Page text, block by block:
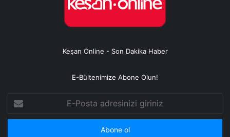
Keşan Online - Son Dakika Haber
E-Bültenimize Abone Olun!
Posta
adresinizi